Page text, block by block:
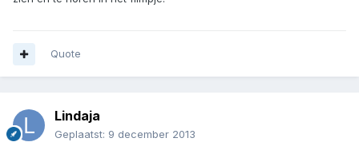
Quote
Lindaja
Geplaatst: 9 december 2013